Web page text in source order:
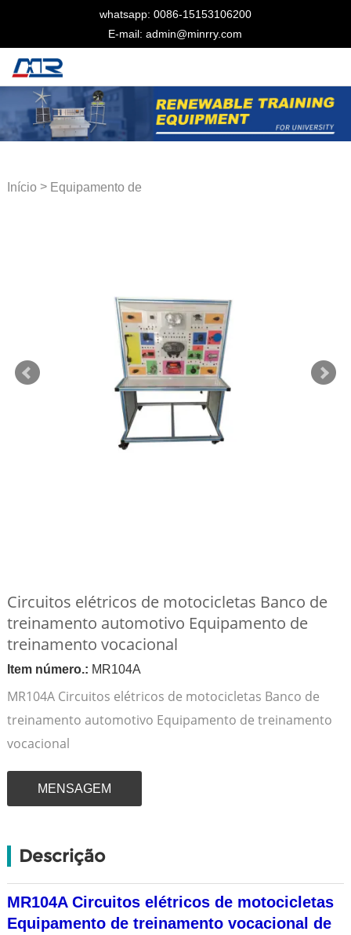
whatsapp: 0086-15153106200
E-mail: admin@minrry.com
Início> Equipamento de
Circuitos elétricos de motocicletas Banco de
treinamento automotivo Equipamento de
treinamento vocacional
Item número.: MR104A
MR104A Circuitos elétricos de motocicletas Banco de
treinamento automotivo Equipamento de treinamento
vocacional
MENSAGEM
Descrição
MR104A Circuitos elétricos de motocicletas
Equipamento de treinamento vocacional de